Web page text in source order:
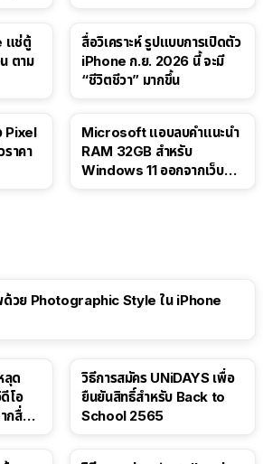
แช่ตู้
ตาม
สื่อวิเคราะห์ รูปแบบการเปิดตัว
iPhone ก.ย. 2026 นี้ จะมี
“ชีวิตชีวา” มากขึ้น
Pixel
าคา
Microsoft แอบลบคำแนะนำ
RAM 32GB สำหรับ
Windows 11 ออกจากเว็บตัว
ด้วย Photographic Style ใน iPhone
ลุด
โอ
กสื่อ
วิธีการสมัคร UNiDAYS เพื่อ
ยืนยันสิทธิ์สำหรับ Back to
School 2565